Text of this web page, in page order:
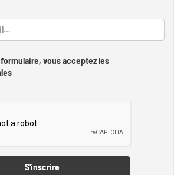
vous acceptez les
S'inscrire